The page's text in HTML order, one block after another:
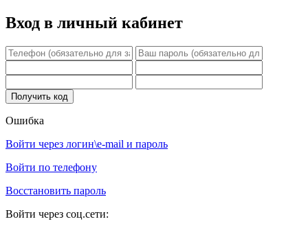
Вход в личный кабинет
Ошибка
Войти через логин\e-mail и пароль
Войти по телефону
Восстановить пароль
Войти через соц.сети: